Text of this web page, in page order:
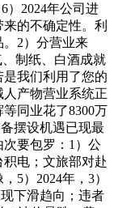
）2024年公司进
的不确定性。利
2）分营业来
制纸、白酒成就
我们利用了您的
产物营业系统正
同业花了8300万
摆设机遇已现最
要包罗：1）公
电；文旅部对赴
5）2024年，3）
下滑趋向；违者